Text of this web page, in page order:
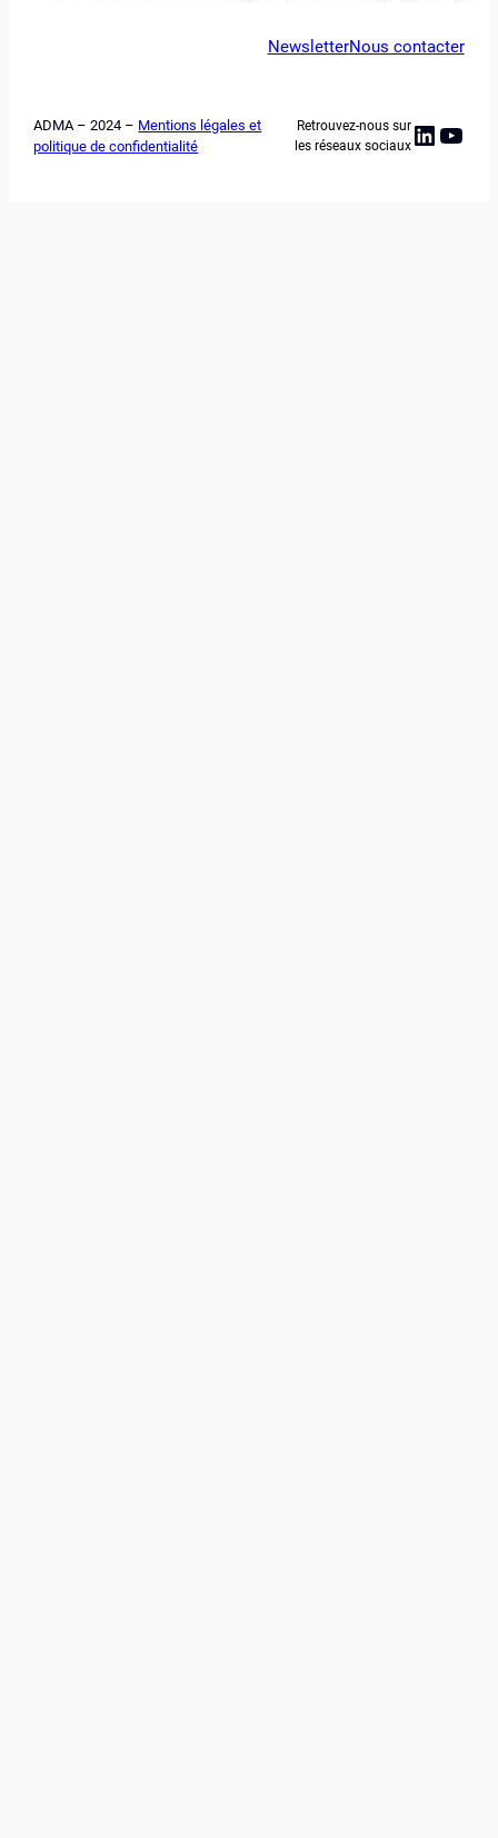
NewsletterNous contacter
ADMA – 2024 – Mentions légales et
politique de confidentialité
Retrouvez-nous sur
les réseaux sociaux